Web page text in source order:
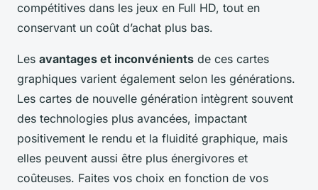
compétitives dans les jeux en Full HD, tout en
conservant un coût d’achat plus bas.
Les avantages et inconvénients de ces cartes
graphiques varient également selon les générations.
Les cartes de nouvelle génération intègrent souvent
des technologies plus avancées, impactant
positivement le rendu et la fluidité graphique, mais
elles peuvent aussi être plus énergivores et
coûteuses. Faites vos choix en fonction de vos